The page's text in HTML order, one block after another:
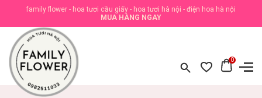
family flower - hoa tươi cầu giấy - hoa tươi hà nội - điện hoa hà nội
MUA HÀNG NGAY
0